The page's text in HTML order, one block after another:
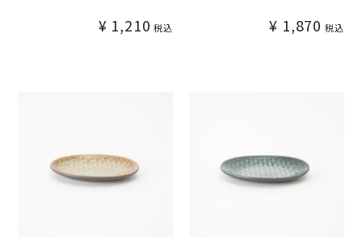
¥ 1,210 税込 ¥ 1,870 税込